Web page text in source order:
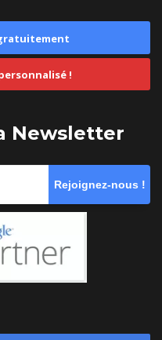
!
Newsletter
Rejoignez-nous !